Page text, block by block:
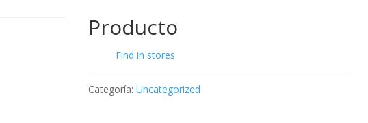
Producto
Find in stores
Categoría:Uncategorized